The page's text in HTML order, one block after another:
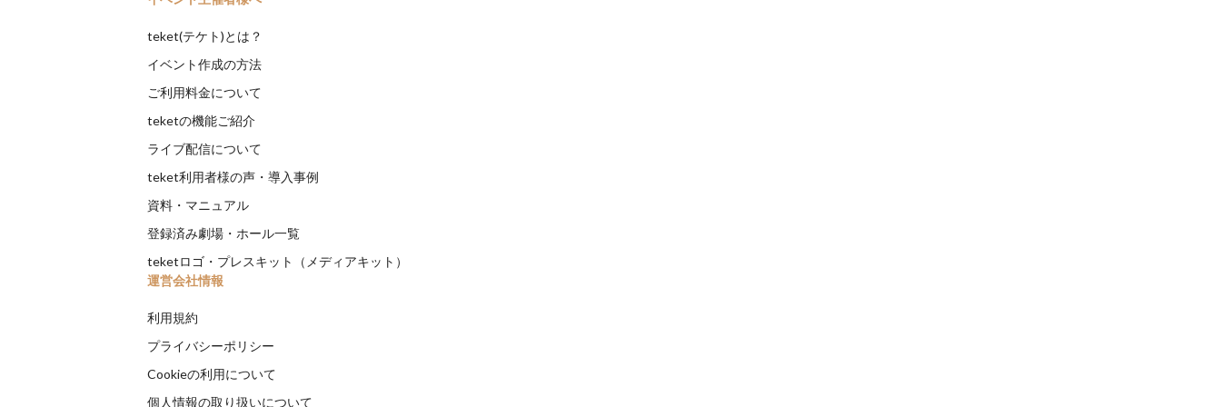
teket(テケト)とは？
イベント作成の方法
ご利用料金について
teketの機能ご紹介
ライブ配信について
teket利用者様の声・導入事例
資料・マニュアル
登録済み劇場・ホール一覧
teketロゴ・プレスキット（メディアキット）
運営会社情報
利用規約
プライバシーポリシー
Cookieの利用について
個人情報の取り扱いについて